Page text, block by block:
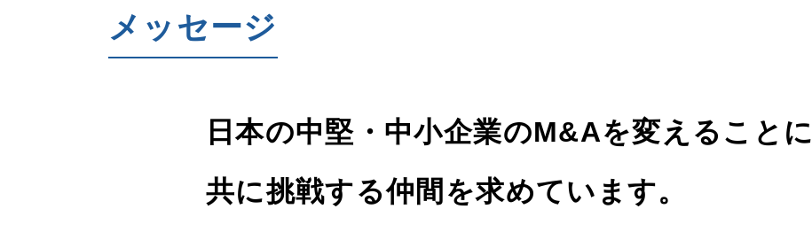
メッセージ
日本の中堅・中小企業のM&Aを変えることに
共に挑戦する仲間を求めています。